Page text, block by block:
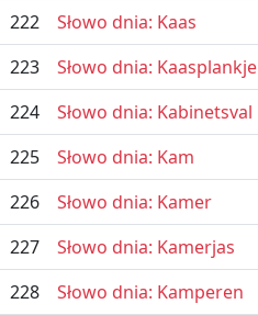
222
Słowo dnia: Kaas
223
Słowo dnia: Kaasplankje
224
Słowo dnia: Kabinetsval
225
Słowo dnia: Kam
226
Słowo dnia: Kamer
227
Słowo dnia: Kamerjas
228
Słowo dnia: Kamperen